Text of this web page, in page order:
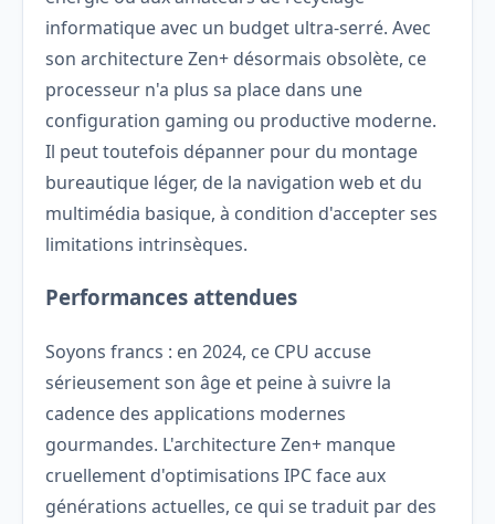
informatique avec un budget ultra-serré. Avec
son architecture Zen+ désormais obsolète, ce
processeur n'a plus sa place dans une
configuration gaming ou productive moderne.
Il peut toutefois dépanner pour du montage
bureautique léger, de la navigation web et du
multimédia basique, à condition d'accepter ses
limitations intrinsèques.
Performances attendues
Soyons francs : en 2024, ce CPU accuse
sérieusement son âge et peine à suivre la
cadence des applications modernes
gourmandes. L'architecture Zen+ manque
cruellement d'optimisations IPC face aux
générations actuelles, ce qui se traduit par des